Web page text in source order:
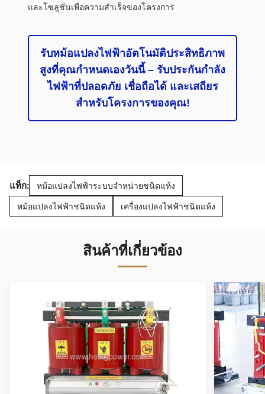
และโซลูชั่นเพื่อความสำเร็จของโครงการ
รับหม้อแปลงไฟฟ้าอัตโนมัติประสิทธิภาพ
สูงที่คุณกำหนดเองวันนี้ – รับประกันกำลัง
ไฟฟ้าที่ปลอดภัย เชื่อถือได้ และเสถียร
สำหรับโครงการของคุณ!
แท็ก: หม้อแปลงไฟฟ้าระบบจำหน่ายชนิดแห้ง
หม้อแปลงไฟฟ้าชนิดแห้ง เครื่องแปลงไฟฟ้าชนิดแห้ง
สินค้าที่เกี่ยวข้อง